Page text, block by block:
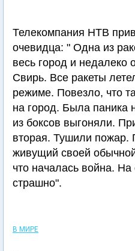
Телекомпания НТВ
очевидца: " Одна из
весь город и недалеко
Свирь. Все ракеты
режиме. Повезло, что
на город. Была паника
из боксов выгоняли.
вторая. Тушили пожар.
живущий своей
что началась война.
страшно".
В МИРЕ